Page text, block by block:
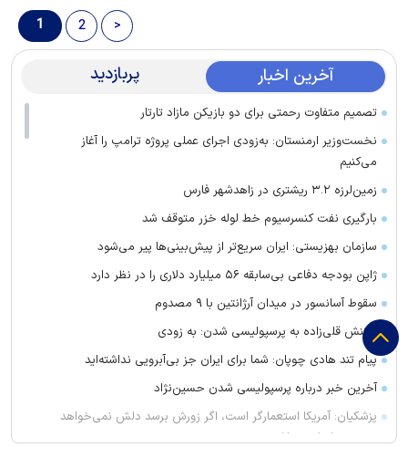
1 2 >
آخرین اخبار پربازدید
تصمیم متفاوت رحمتی برای دو بازیکن مازاد تارتار
نخست‌وزیر ارمنستان: به‌زودی اجرای عملی پروژه ترامپ را آغاز
می‌کنیم
زمین‌لرزه ۳.۲ ریشتری در زاهدشهر فارس
بارگیری نفت کنسرسیوم خط لوله خزر متوقف شد
سازمان بهزیستی: ایران سریع‌تر از پیش‌بینی‌ها پیر می‌شود
ژاپن بودجه دفاعی بی‌سابقه ۵۶ میلیارد دلاری را در نظر دارد
سقوط آسانسور در میدان آرژانتین با ۹ مصدوم
واکنش قلی‌زاده به پرسپولیسی شدن: به زودی
پیام تند هادی چوپان: شما برای ایران جز بی‌آبرویی نداشته‌اید
آخرین خبر درباره پرسپولیسی شدن حسین‌نژاد
پزشکیان: آمریکا استعمارگر است، اگر زورش برسد دلش نمی‌خواهد
جمهوری اسلامی باشد